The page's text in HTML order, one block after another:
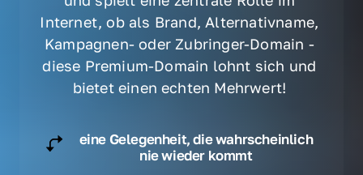
Internet, ob als Brand, Alternativname,
Kampagnen- oder Zubringer-Domain -
diese Premium-Domain lohnt sich und
bietet einen echten Mehrwert!
eine Gelegenheit, die wahrscheinlich
nie wieder kommt